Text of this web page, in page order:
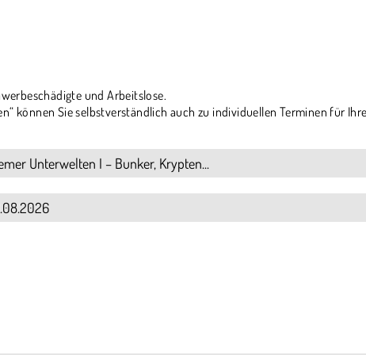
und Arbeitslose.
können Sie selbstverständlich auch zu individuellen Terminen für